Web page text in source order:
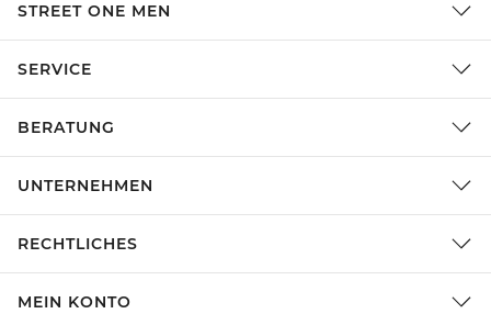
STREET ONE MEN
SERVICE
BERATUNG
UNTERNEHMEN
RECHTLICHES
MEIN KONTO